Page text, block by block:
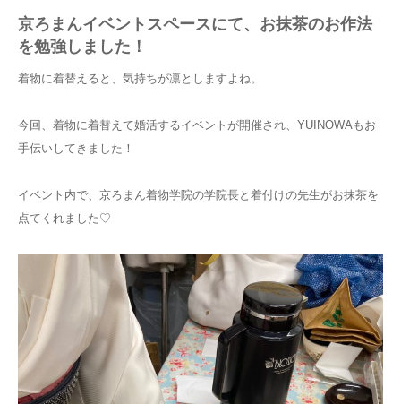
京ろまんイベントスペースにて、お抹茶のお作法
を勉強しました！
着物に着替えると、気持ちが凛としますよね。
今回、着物に着替えて婚活するイベントが開催され、YUINOWAもお
手伝いしてきました！
イベント内で、京ろまん着物学院の学院長と着付けの先生がお抹茶を
点てくれました♡